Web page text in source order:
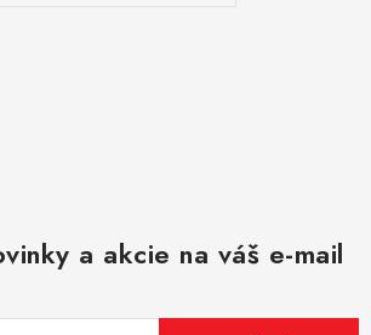
a akcie na váš e-mail